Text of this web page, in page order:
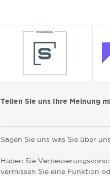
Teilen Sie uns Ihre Meinung
Sagen Sie uns was Sie über
Haben Sie
vermissen Sie eine Funktion